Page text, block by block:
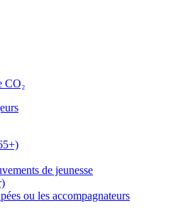
CO₂
de jeunesse
ou les accompagnateurs